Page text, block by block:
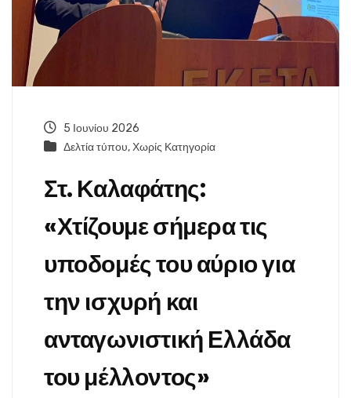
5 Ιουνίου 2026
Δελτία τύπου,Χωρίς Κατηγορία
Στ. Καλαφάτης:
«Χτίζουμε σήμερα τις
υποδομές του αύριο για
την ισχυρή και
ανταγωνιστική Ελλάδα
του μέλλοντος»